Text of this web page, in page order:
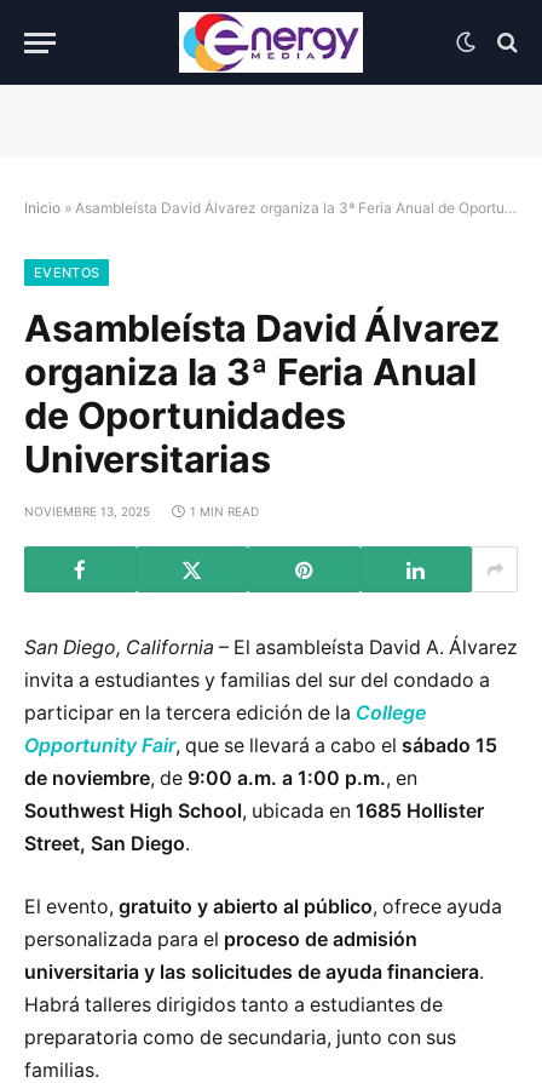
Inicio » Asambleísta David Álvarez organiza la 3ª Feria Anual de Oportunidades Universitarias
EVENTOS
Asambleísta David Álvarez
organiza la 3ª Feria Anual
de Oportunidades
Universitarias
NOVIEMBRE 13, 2025 1 MIN READ
San Diego, California – El asambleísta David A. Álvarez
invita a estudiantes y familias del sur del condado a
participar en la tercera edición de la College
Opportunity Fair, que se llevará a cabo el sábado 15
de noviembre, de 9:00 a.m. a 1:00 p.m., en
Southwest High School, ubicada en 1685 Hollister
Street, San Diego.
El evento, gratuito y abierto al público, ofrece ayuda
personalizada para el proceso de admisión
universitaria y las solicitudes de ayuda financiera.
Habrá talleres dirigidos tanto a estudiantes de
preparatoria como de secundaria, junto con sus
familias.